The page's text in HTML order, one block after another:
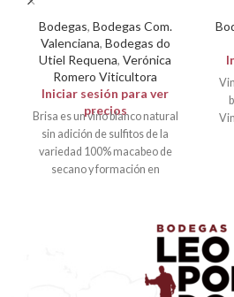
Bodegas, Bodegas Com.
Valenciana, Bodegas do
Utiel Requena,Verónica
Romero Viticultora
Iniciar sesión para ver
precios
Brisa es un vino blanco natural
sin adición de sulfitos de la
variedad 100% macabeo de
secano y formación en